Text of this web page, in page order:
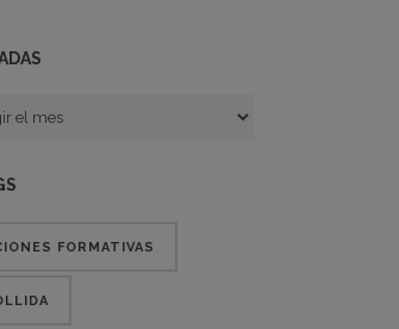
FORMATIVAS